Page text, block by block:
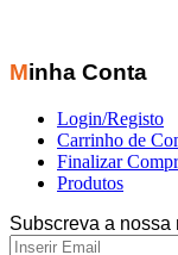
Minha Conta
Login/Registo
Carrinho de
Finalizar
Produtos
Subscreva a nossa